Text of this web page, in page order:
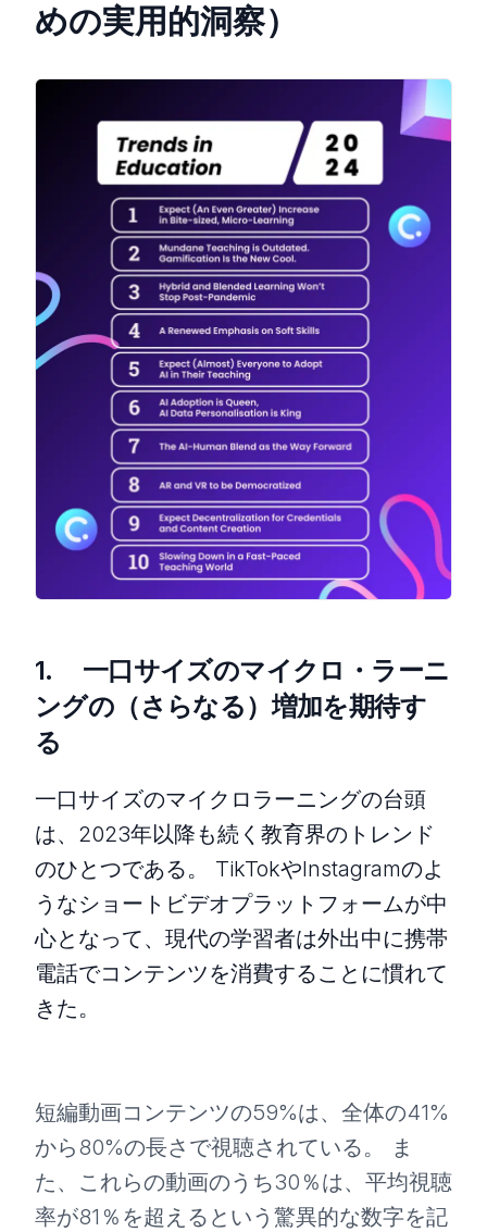
めの実用的洞察）
1. 一口サイズのマイクロ・ラーニ
ングの（さらなる）増加を期待す
る
一口サイズのマイクロラーニングの台頭
は、2023年以降も続く教育界のトレンド
のひとつである。 TikTokやInstagramのよ
うなショートビデオプラットフォームが中
心となって、現代の学習者は外出中に携帯
電話でコンテンツを消費することに慣れて
きた。
短編動画コンテンツの59%は、全体の41%
から80%の長さで視聴されている。 ま
た、これらの動画のうち30％は、平均視聴
率が81％を超えるという驚異的な数字を記